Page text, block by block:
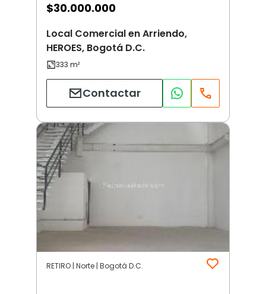
$30.000.000
Local Comercial en Arriendo,
HEROES, Bogotá D.C.
Contactar
RETIRO | Norte | Bogotá D.C.